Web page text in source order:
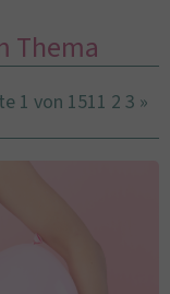
Thema
1 von 1511 2 3 »